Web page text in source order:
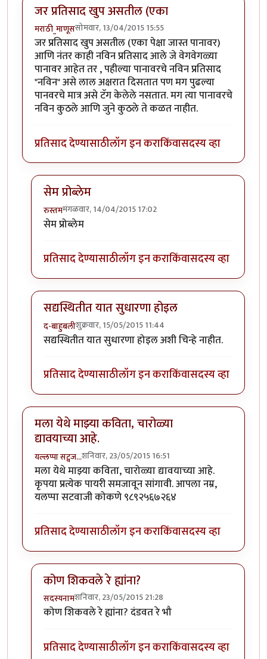
जर प्रतिसाद खुप असतील (एका
मराठी_माणूससोमवार, 13/04/2015 15:55
जर प्रतिसाद खुप असतील (एका पेक्षा जास्त पानावर)
आणि नंतर काही नविन प्रतिसाद आले जे वेगवेगळ्या
पानावर आहेत तर , पहील्या पानावरचे नविन प्रतिसाद
"नविन" असे लाल अक्षरात दिसतात पण मग पुढल्या
पानवरचे मात्र असे टॅग केलेले नसतात. मग त्या पानावरचे
नविन कुठले आणि जुने कुठले ते कळत नाहीत.
प्रतिसाद देण्यासाठीलॉग इन कराकिंवासदस्य व्हा
सेम प्रोब्लेम
रुस्तममंगळवार, 14/04/2015 17:02
In reply to
सेम प्रोब्लेम
प्रतिसाद देण्यासाठीलॉग इन कराकिंवासदस्य व्हा
सद्यस्थितीत यात सुधारणा होइल
द-बाहुबलीशुक्रवार, 15/05/2015 11:44
In reply toजर प्रतिसाद खुप असतील (एकाbyमराठी_माणूस
सद्यस्थितीत यात सुधारणा होइल अशी चिन्हे नाहीत.
प्रतिसाद देण्यासाठीलॉग इन कराकिंवासदस्य व्हा
मला येथे माझ्या कविता, चारोळ्या
द्यावयाच्या आहे.
यल्लप्पा सट्वज…शनिवार, 23/05/2015 16:51
मला येथे माझ्या कविता, चारोळ्या द्यावयाच्या आहे.
कृपया प्रत्येक पायरी समजावून सांगावी. आपला नम्र,
यलप्पा सटवाजी कोकणे ९८९२५६७२६४
प्रतिसाद देण्यासाठीलॉग इन कराकिंवासदस्य व्हा
कोण शिकवले रे ह्यांना?
सदस्यनामशनिवार, 23/05/2015 21:28
In reply toमला येथे माझ्या कविता, चारोळ्या द्यावयाच्या
कोण शिकवले रे ह्यांना? दंडवत रे भौ
प्रतिसाद देण्यासाठीलॉग इन कराकिंवासदस्य व्हा